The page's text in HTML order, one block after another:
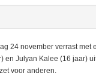
24 november verrast
Julyan Kalee (16 jaar)
voor anderen.